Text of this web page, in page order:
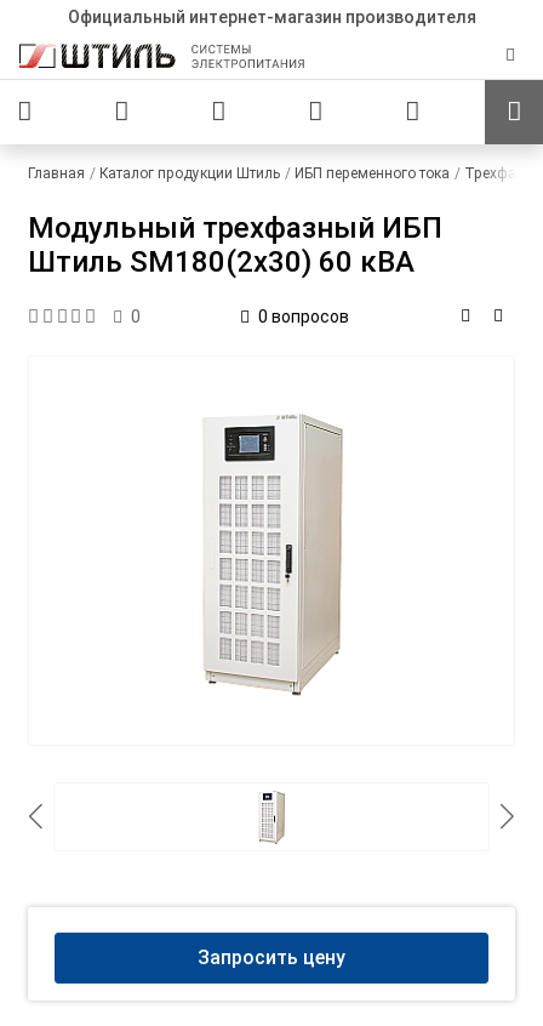
Официальный интернет-магазин производителя
Главная Каталог продукции Штиль ИБП переменного тока
Модульный трехфазный ИБП
Штиль SM180(2x30) 60 кВА
0 0 вопросов
Запросить цену